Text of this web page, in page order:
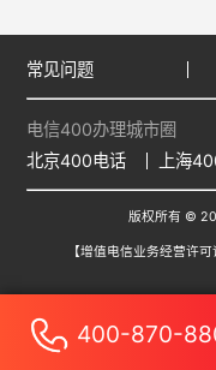
常见问题
电信400办理城市圈
北京400电话
上海
版权所有 ©
【增值电信业务经营许
400-870-